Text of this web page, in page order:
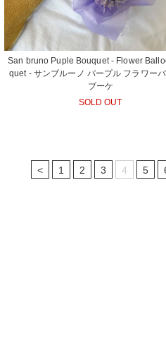
San bruno Puple Bouquet - Flower
quet - サンブルーノ パープル フラワー
ブーケ
SOLD OUT
< 1 2 3 4 5